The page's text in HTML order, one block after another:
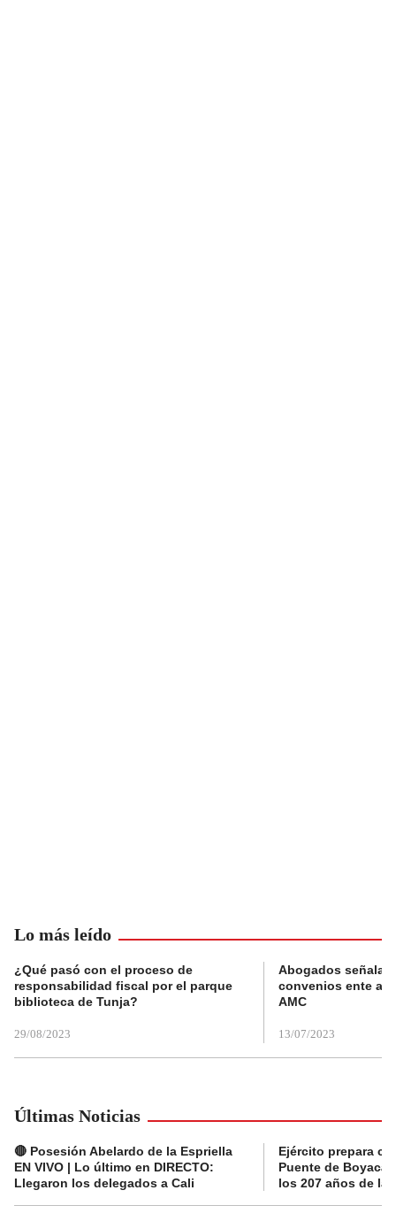
Lo más leído
¿Qué pasó con el proceso de
responsabilidad fiscal por el parque
biblioteca de Tunja?
29/08/2023
Abogados
convenios ente
AMC
13/07/2023
Últimas Noticias
🔴 Posesión Abelardo de la Espriella
EN VIVO | Lo último en DIRECTO:
Llegaron los delegados a Cali
Ejército prepara
Puente de Boyacá
los 207 años de la